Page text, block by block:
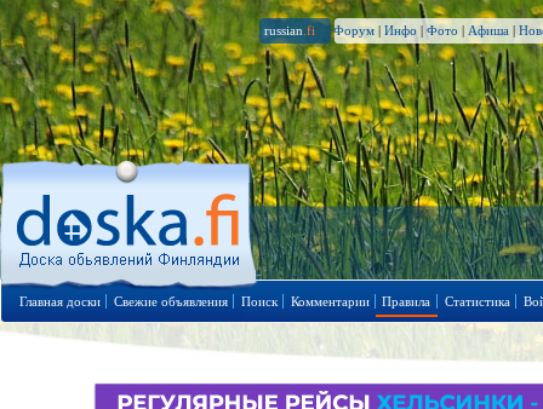
russian .fi Форум | Инфо | Фото | Афиша |
Главная доски Свежие объявления Поиск Комментарии Правила Статистика